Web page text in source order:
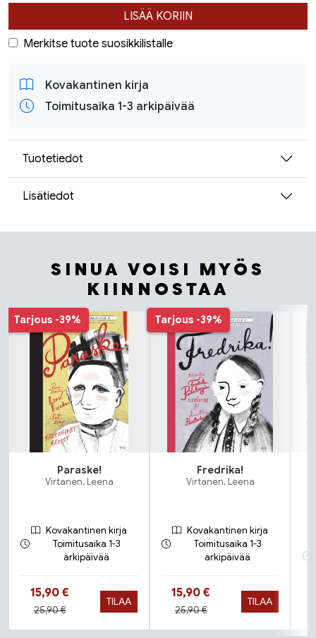
LISÄÄ KORIIN
Merkitse tuote suosikkilistalle
Kovakantinen kirja
Toimitusaika 1-3 arkipäivää
Tuotetiedot
Lisätiedot
SINUA VOISI MYÖS
KIINNOSTAA
Tuoteluettelon alku
Tarjous -39%
Paraske!
Virtanen, Leena
Kovakantinen kirja
Toimitusaika 1-3
arkipäivää
Hinta nyt
15,90 €
Hinta aiemmin
25,90 €
TILAA
Tarjous -39%
Fredrika!
Virtanen, Leena
Kovakantinen kirja
Toimitusaika 1-3
arkipäivää
Hinta nyt
15,90 €
Hinta aiemmin
25,90 €
TILAA